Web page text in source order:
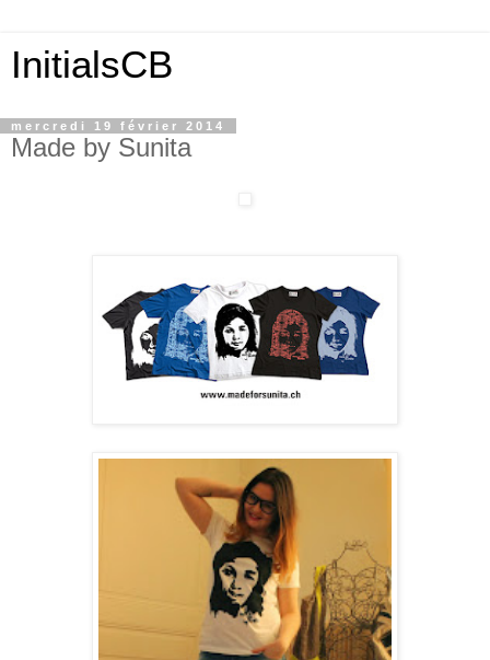
InitialsCB
mercredi 19 février 2014
Made by Sunita